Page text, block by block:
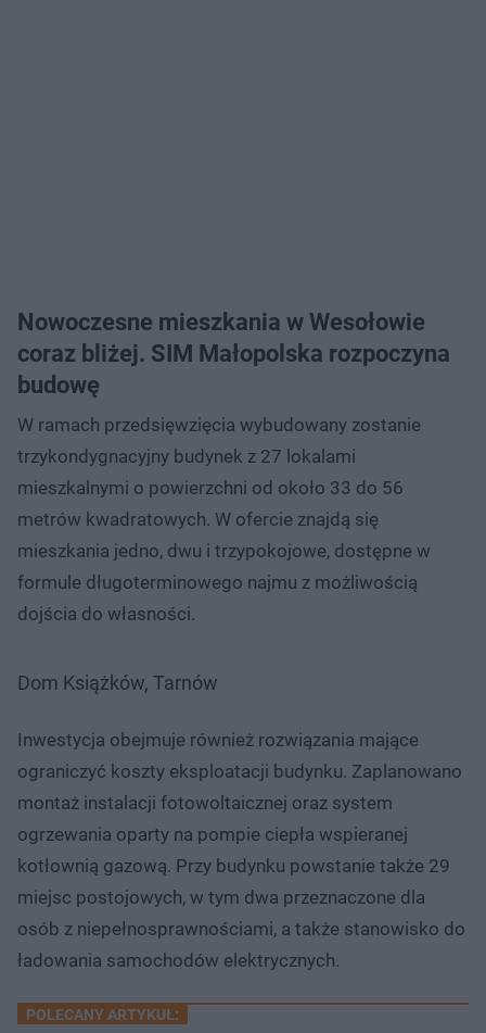
Nowoczesne mieszkania w Wesołowie
coraz bliżej. SIM Małopolska rozpoczyna
budowę
W ramach przedsięwzięcia wybudowany zostanie
trzykondygnacyjny budynek z 27 lokalami
mieszkalnymi o powierzchni od około 33 do 56
metrów kwadratowych. W ofercie znajdą się
mieszkania jedno, dwu i trzypokojowe, dostępne w
formule długoterminowego najmu z możliwością
dojścia do własności.
Dom Książków, Tarnów
Inwestycja obejmuje również rozwiązania mające
ograniczyć koszty eksploatacji budynku. Zaplanowano
montaż instalacji fotowoltaicznej oraz system
ogrzewania oparty na pompie ciepła wspieranej
kotłownią gazową. Przy budynku powstanie także 29
miejsc postojowych, w tym dwa przeznaczone dla
osób z niepełnosprawnościami, a także stanowisko do
ładowania samochodów elektrycznych.
POLECANY ARTYKUŁ: